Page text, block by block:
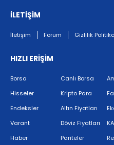
İLETİŞİM
İletişim Forum Gizlilik
HIZLI ERİŞİM
Borsa
Hisseler
Endeksler
Varant
Haber
Canlı Borsa
Kripto Para
Altın Fiyatları
Döviz Fiyatları
Pariteler